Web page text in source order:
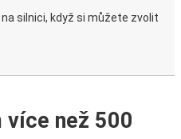
silnici, když si můžete zvolit
více než 500